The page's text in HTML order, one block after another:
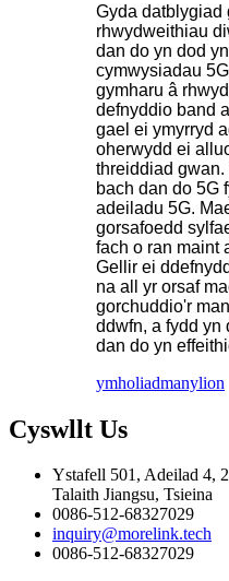
Gyda datblygiad
rhwydweithiau
dan do yn dod
cymwysiadau
gymharu â
defnyddio band
gael ei ymyrryd
oherwydd ei
threiddiad
bach dan do 5G
adeiladu 5G.
gorsafoedd
fach o ran maint
Gellir ei
na all yr orsaf
gorchuddio'r
ddwfn, a fydd yn
dan do yn
ymholiadmanylion
Cyswllt Us
Ystafell 501, Adeilad 4,
Talaith Jiangsu, Tsieina
0086-512-68327029
inquiry@morelink.tech
0086-512-68327029